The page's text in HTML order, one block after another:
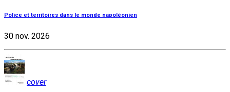
Police et territoires dans le monde napoléonien
30 nov. 2026
cover